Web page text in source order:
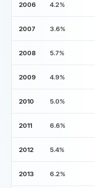
2006 4.2%
2007 3.6%
2008 5.7%
2009 4.9%
2010 5.0%
2011 6.6%
2012 5.4%
2013 6.2%